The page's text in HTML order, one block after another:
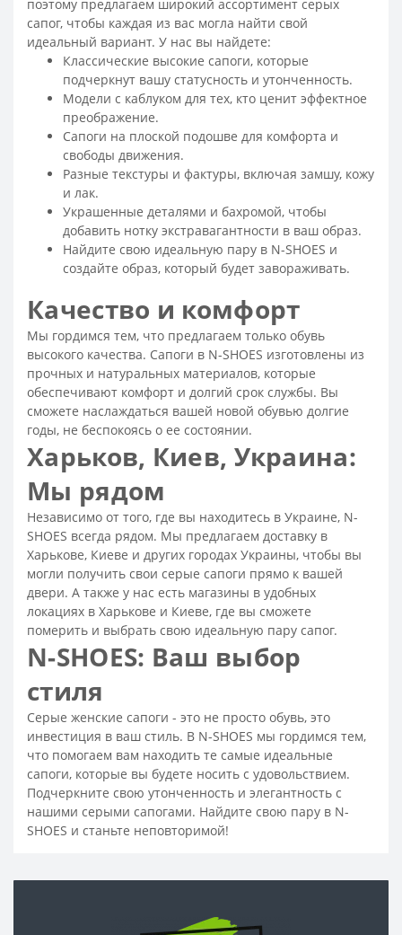
Осенние сапоги женские
Сапоги демисезонные женские
Ботинки на высокой подошве женские
Ортопедические ботинки женские
Женские спортивные ботинки
Женские ботинки на тракторной подошве
Женские ботинки на толстой подошве
Летние ботинки женские
Классические ботинки женские
Женские ботинки на платформе
Серые ботинки женские
Ботинки трекинговые женские
Стильные женские ботинки
Резиновые ботинки женские
Замшевые ботинки женские
Модные женские черные ботинки
Модные женские ботинки
Ботинки без шнурков женские
Женские ботинки на шнуровке
Ботинки черные женские на шнуровке
Черные ботинки женские
Белые ботинки женские
Замшевые ботинки женские без каблука
Ботинки замшевые женские на каблуке
Женские ботинки на каблуке
Кожаные ботинки на шнуровке женские
Белые кожаные ботинки женские
Ботинки женские кожаные - распродажа, скидки, акция
Ботинки женские кожаные
Бежевые ботинки женские
Лаковые ботинки на каблуке
Лакированные ботинки женские
Модные женские ботинки на весну
Весенние ботинки женские
Зимние ботинки женские на каблуке
поэтому предлагаем широкий ассортимент серых
сапог, чтобы каждая из вас могла найти свой
идеальный вариант. У нас вы найдете:
Классические высокие сапоги, которые
подчеркнут вашу статусность и утонченность.
Модели с каблуком для тех, кто ценит эффектное
преображение.
Сапоги на плоской подошве для комфорта и
свободы движения.
Разные текстуры и фактуры, включая замшу, кожу
и лак.
Украшенные деталями и бахромой, чтобы
добавить нотку экстравагантности в ваш образ.
Найдите свою идеальную пару в N-SHOES и
создайте образ, который будет завораживать.
Качество и комфорт
Мы гордимся тем, что предлагаем только обувь
высокого качества. Сапоги в N-SHOES изготовлены из
прочных и натуральных материалов, которые
обеспечивают комфорт и долгий срок службы. Вы
сможете наслаждаться вашей новой обувью долгие
годы, не беспокоясь о ее состоянии.
Харьков, Киев, Украина:
Мы рядом
Независимо от того, где вы находитесь в Украине, N-
SHOES всегда рядом. Мы предлагаем доставку в
Харькове, Киеве и других городах Украины, чтобы вы
могли получить свои серые сапоги прямо к вашей
двери. А также у нас есть магазины в удобных
локациях в Харькове и Киеве, где вы сможете
померить и выбрать свою идеальную пару сапог.
N-SHOES: Ваш выбор
стиля
Серые женские сапоги - это не просто обувь, это
инвестиция в ваш стиль. В N-SHOES мы гордимся тем,
что помогаем вам находить те самые идеальные
сапоги, которые вы будете носить с удовольствием.
Подчеркните свою утонченность и элегантность с
нашими серыми сапогами. Найдите свою пару в N-
SHOES и станьте неповторимой!